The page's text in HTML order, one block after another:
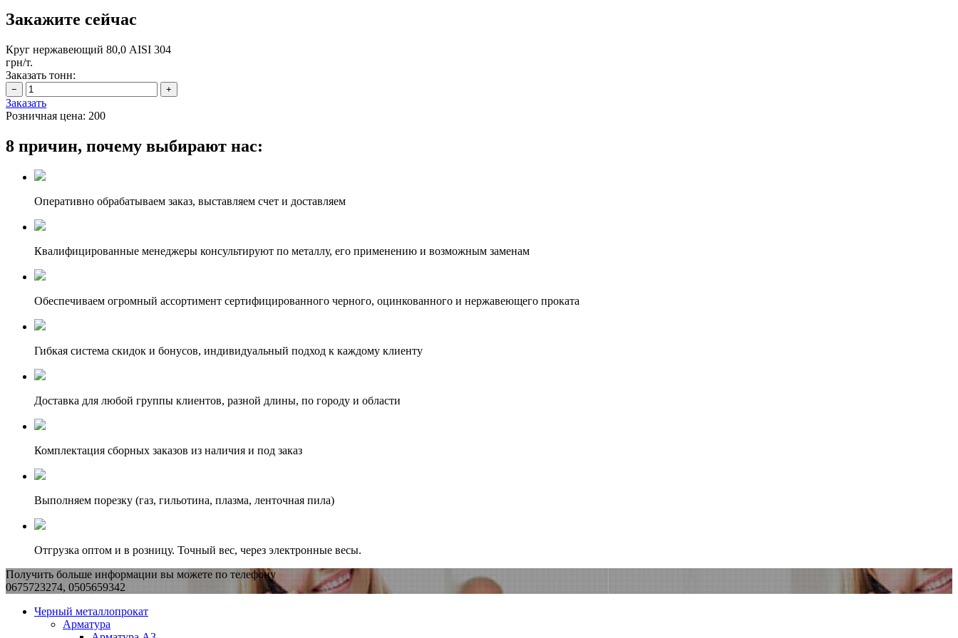
Закажите сейчас
Круг нержавеющий 80,0 АІSI 304
грн/т.
Заказать тонн:
Заказать
Розничная цена: 200
8 причин, почему выбирают нас:
Оперативно обрабатываем заказ, выставляем счет и доставляем
Квалифицированные менеджеры консультируют по металлу, его применению и возможным заменам
Обеспечиваем огромный ассортимент сертифицированного черного, оцинкованного и нержавеющего проката
Гибкая система скидок и бонусов, индивидуальный подход к каждому клиенту
Доставка для любой группы клиентов, разной длины, по городу и области
Комплектация сборных заказов из наличия и под заказ
Выполняем порезку (газ, гильотина, плазма, ленточная пила)
Отгрузка оптом и в розницу. Точный вес, через электронные весы.
Получить больше информации вы можете по телефону
0675723274, 0505659342
Черный металлопрокат
Арматура